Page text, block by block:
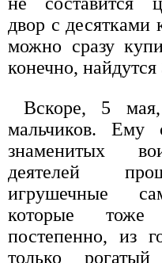
двор с десятками
можно сразу
конечно,
Вскоре, 5 мая,
мальчиков. Ему
знаменитых
деятелей
игрушечные
которые тоже
постепенно, из
только